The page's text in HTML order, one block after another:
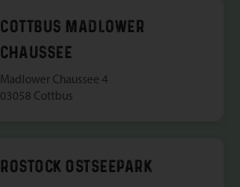
COTTBUS MADLOWER
CHAUSSEE
Madlower Chaussee 4
03058 Cottbus
ROSTOCK OSTSEEPARK